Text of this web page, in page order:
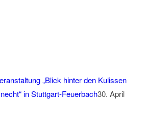
„Blick hinter den Kulissen
in Stuttgart-Feuerbach30. April